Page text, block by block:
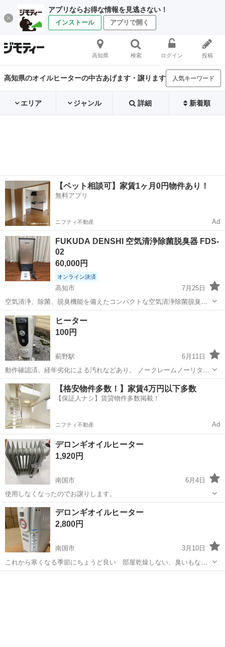
アプリならお得な情報を見逃さない！
インストール アプリで開く
高知県 検索 ログイン 投稿
高知県のオイルヒーターの中古あげます・譲ります 人気キーワード
エリア ジャンル 詳細 新着順
【ペット相談可】家賃1ヶ月0円物件あり！
無料アプリ
ニフティ不動産 Ad
FUKUDA DENSHI 空気清浄除菌脱臭器 FDS-
02
60,000円
オンライン決済
高知市
7月25日
空気清浄、除菌、脱臭機能を備えたコンパクトな空気清浄除菌脱臭器
です。 40万円くらいで購入しています 購入日:2023.9.13 取り扱い説明
書あり ※フィルター交換時期です。 別途お買い求めくださいませ ※
約3年使用...
高知 高知市 季節、空調家電
ヒーター
100円
薊野駅
6月11日
動作確認済。経年劣化による汚れなどあり。 ノークレームノーリター
ンでお願いします。 平日19時以降、土日10～17時の間に取りに来てく
る方を優先します。 よろしくおねがいします
高知 高知市 薊野駅 季節、空調家電 ヒーター
【格安物件多数！】家賃4万円以下多数
【保証人ナシ】賃貸物件多数掲載！
ニフティ不動産 Ad
デロンギオイルヒーター
1,920円
南国市
6月4日
使用しなくなったのでお譲りします。
高知 南国市 季節、空調家電 デロンギ
デロンギオイルヒーター
2,800円
南国市
3月10日
これから寒くなる季節にちょうど良い 部屋乾燥しない、臭いもない
快適暖房です。 タイマー機能付いてます